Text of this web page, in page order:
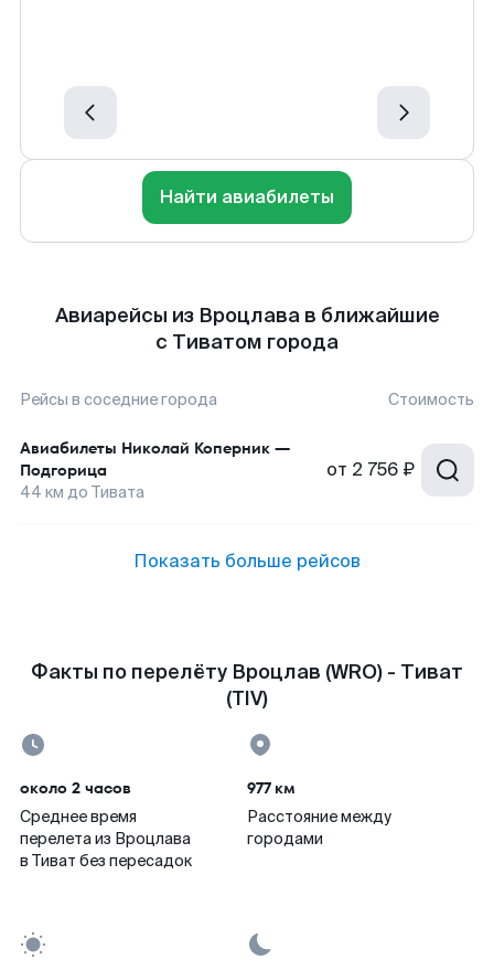
Найти авиабилеты
Авиарейсы из Вроцлава в ближайшие
с Тиватом города
Рейсы в соседние города Стоимость
Авиабилеты Николай Коперник —
Подгорица
44 км до Тивата
от 2 756 ₽
Показать больше рейсов
Факты по перелёту Вроцлав (WRO) - Тиват
(TIV)
около 2 часов
Среднее время
перелета из Вроцлава
в Тиват без пересадок
977 км
Расстояние между
городами